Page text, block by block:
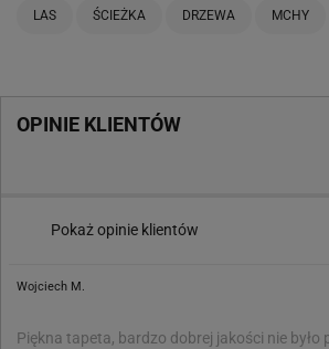
LAS ŚCIEŻKA DRZEWA MCHY
OPINIE KLIENTÓW
Pokaż opinie klientów
Wojciech M.
Piękna tapeta, bardzo dobrej jakości nie było